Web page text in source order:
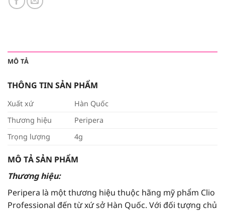
MÔ TẢ
THÔNG TIN SẢN PHẨM
Xuất xứ
Hàn Quốc
Thương hiệu
Peripera
Trọng lượng
4g
MÔ TẢ SẢN PHẨM
Thương hiệu:
Peripera là một thương hiệu thuộc hãng mỹ phẩm Clio
Professional đến từ xứ sở Hàn Quốc. Với đối tượng chủ